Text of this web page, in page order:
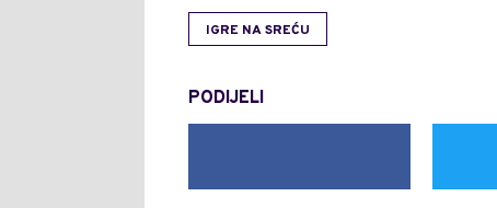
IGRE NA SREĆU
PODIJELI